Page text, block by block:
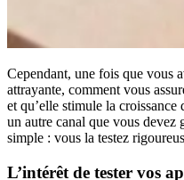
Cependant, une fois que vous
attrayante, comment vous
et qu’elle stimule la
un autre canal que vous devez
simple : vous la testez
L’intérêt de tester vos